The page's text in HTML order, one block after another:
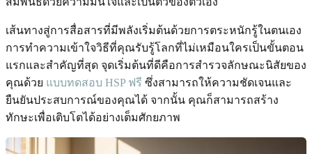
เส้นทางสู่การสื่อสารที่มีพลังเริ่มต้นด้วยการตระหนักรู้ในตนเอง
การทำความเข้าใจวิธีที่คุณรับรู้โลกที่ไม่เหมือนใครเป็นขั้นตอน
แรกและสำคัญที่สุด จุดเริ่มต้นที่ดีคือการสำรวจลักษณะนิสัยของ
คุณด้วย แบบทดสอบ HSP ฟรี ซึ่งสามารถให้ความชัดเจนและ
ยืนยันประสบการณ์ของคุณได้ จากนั้น คุณก็สามารถสร้าง
ทักษะเพื่อเติบโตได้อย่างเต็มศักยภาพ